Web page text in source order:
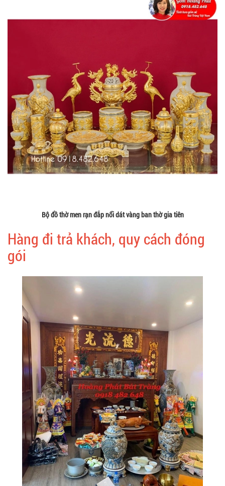
Bộ đồ thờ men rạn đắp nổi dát vàng ban thờ gia tiên
Hàng đi trả khách, quy cách đóng
gói